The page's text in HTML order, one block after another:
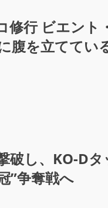
修行 ビエン
腹を立ててい
破し、KO-D
”争奪戦へ